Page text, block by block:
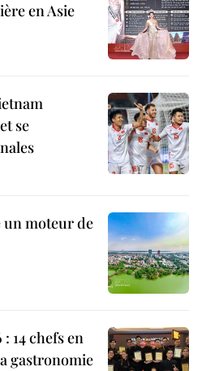
en Asie
se
moteur de
14 chefs en
gastronomie